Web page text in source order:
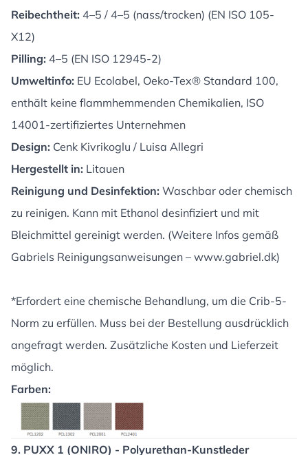
Reibechtheit: 4–5 / 4–5 (nass/trocken) (EN ISO 105-
X12)
Pilling: 4–5 (EN ISO 12945-2)
Umweltinfo: EU Ecolabel, Oeko-Tex® Standard 100,
enthält keine flammhemmenden Chemikalien, ISO
14001-zertifiziertes Unternehmen
Design: Cenk Kivrikoglu / Luisa Allegri
Hergestellt in: Litauen
Reinigung und Desinfektion: Waschbar oder chemisch
zu reinigen. Kann mit Ethanol desinfiziert und mit
Bleichmittel gereinigt werden. (Weitere Infos gemäß
Gabriels Reinigungsanweisungen – www.gabriel.dk)
*Erfordert eine chemische Behandlung, um die Crib-5-
Norm zu erfüllen. Muss bei der Bestellung ausdrücklich
angefragt werden. Zusätzliche Kosten und Lieferzeit
möglich.
Farben:
9. PUXX 1 (ONIRO) - Polyurethan-Kunstleder